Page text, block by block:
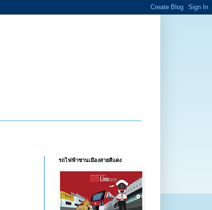
รถไฟฟ้าชานเมืองสายสีแดง